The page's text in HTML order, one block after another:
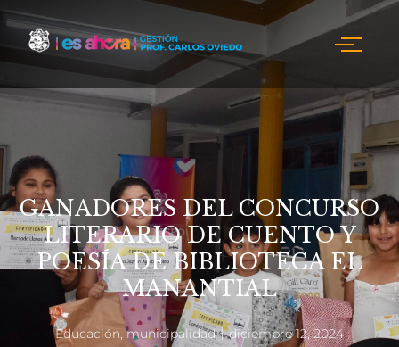
GANADORES DEL CONCURSO
LITERARIO DE CUENTO Y
POESÍA DE BIBLIOTECA EL
MANANTIAL
Educación,municipalidad diciembre 12, 2024